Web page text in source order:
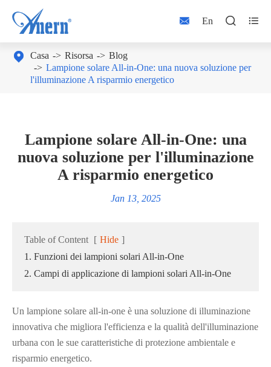
 En  
 Casa Risorsa
Blog
Lampione solare All-in-One: una nuova soluzione per
l'illuminazione A risparmio energetico
Lampione solare All-in-One: una
nuova soluzione per l'illuminazione
A risparmio energetico
Jan 13, 2025
Table of Content [ Hide ]
1. Funzioni dei lampioni solari All-in-One
2. Campi di applicazione di lampioni solari All-in-One
Un lampione solare all-in-one è una soluzione di illuminazione
innovativa che migliora l'efficienza e la qualità dell'illuminazione
urbana con le sue caratteristiche di protezione ambientale e
risparmio energetico.